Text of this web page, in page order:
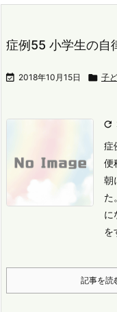
症例55 小学生の自
 2018年10月15日  子

症
便
朝
た。
に
を
記事を読